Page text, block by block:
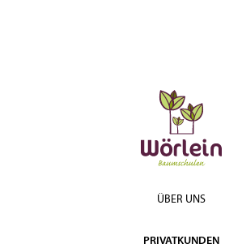
ÜBER UNS
PRIVATKUNDEN